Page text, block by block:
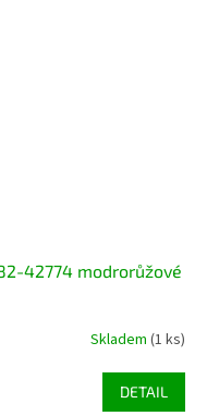
42774 modrorůžové
Skladem (1 ks)
DETAIL